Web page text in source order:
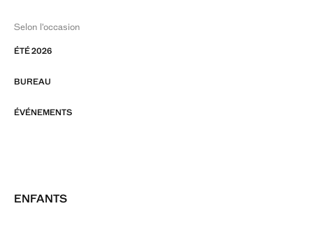
Selon l’occasion
ÉTÉ 2026
BUREAU
ÉVÉNEMENTS
ENFANTS